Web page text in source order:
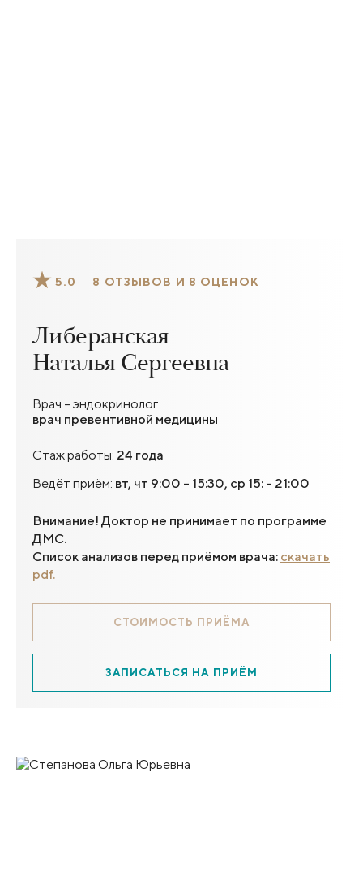
5.0 8 ОТЗЫВОВ И 8 ОЦЕНОК
Либеранская
Наталья Сергеевна
Врач – эндокринолог
врач превентивной медицины
Стаж работы: 24 года
Ведёт приём: вт, чт 9:00 - 15:30, ср 15: - 21:00
Внимание! Доктор не принимает по программе
ДМС.
Список анализов перед приёмом врача: скачать
pdf.
СТОИМОСТЬ ПРИЁМА
ЗАПИСАТЬСЯ НА ПРИЁМ